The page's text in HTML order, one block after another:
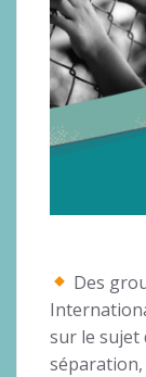
Des
sur le sujet
séparation,